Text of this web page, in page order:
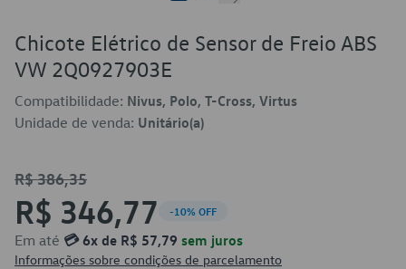
Chicote Elétrico de Sensor de Freio ABS
VW 2Q0927903E
Compatibilidade: Nivus, Polo, T-Cross, Virtus
Unidade de venda: Unitário(a)
R$ 386,35
R$ 346,77 -10% OFF
Em até 💳 6x de R$ 57,79 sem juros
Informações sobre condições de parcelamento